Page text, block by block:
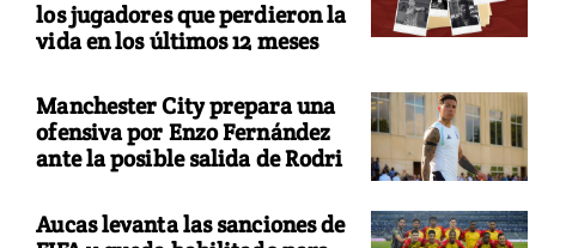
los jugadores que perdieron la
vida en los últimos 12 meses
Manchester City prepara una
ofensiva por Enzo Fernández
ante la posible salida de Rodri
Aucas levanta las sanciones de